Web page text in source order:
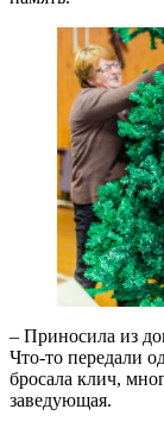
– Приносила из
Что-то передали
бросала клич,
заведующая.